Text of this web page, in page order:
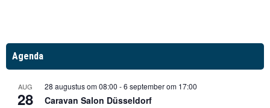
Agenda
AUG
28
28 augustus om 08:00 -6 september om 17:00
Caravan Salon Düsseldorf